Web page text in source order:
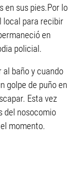
en sus pies.Por lo
local para recibir
en
policial.
al baño y cuando
golpe de puño en
Esta vez
del nosocomio
momento.